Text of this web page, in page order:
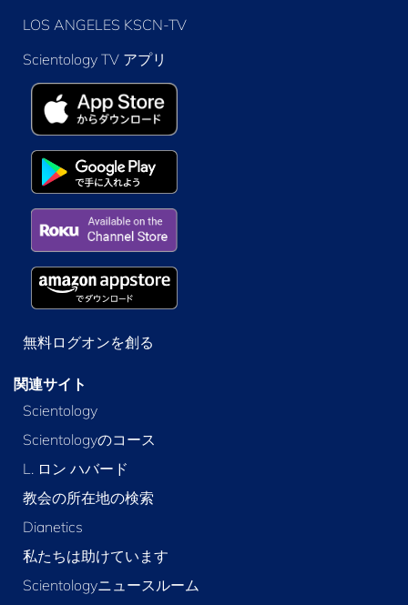
LOS ANGELES KSCN-TV
Scientology TV アプリ
無料ログオンを創る
関連サイト
Scientology
Scientologyのコース
L. ロン ハバード
教会の所在地の検索
Dianetics
私たちは助けています
Scientologyニュースルーム